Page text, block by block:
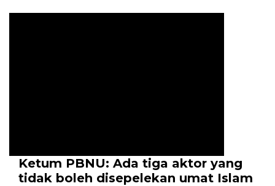
Ketum PBNU: Ada tiga aktor yang
tidak boleh disepelekan umat Islam